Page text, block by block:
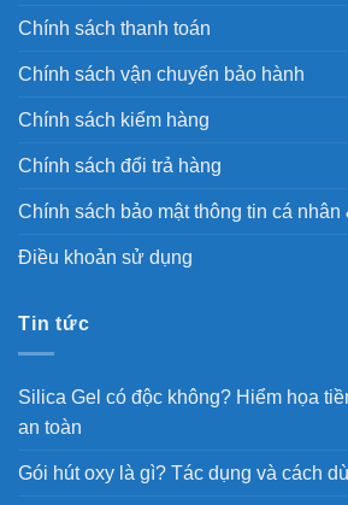
Chính sách thanh toán
Chính sách vận chuyển bảo hành
Chính sách kiểm hàng
Chính sách đổi trả hàng
Chính sách bảo mật thông tin cá nhân
Điều khoản sử dụng
Tin tức
Silica Gel có độc không? Hiểm họa
an toàn
Gói hút oxy là gì? Tác dụng và cách